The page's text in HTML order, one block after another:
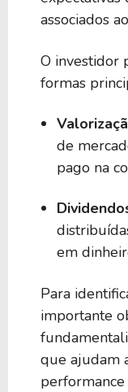
associados
O investidor
formas
de
pago na
em
Para
importante
que ajudam